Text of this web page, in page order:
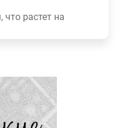
что растет на